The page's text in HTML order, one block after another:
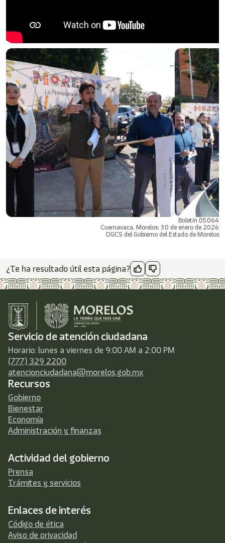
Boletín 05064
Cuernavaca, Morelos; 30 de enero de 2026
DGCS del Gobierno del Estado de Morelos
¿Te ha resultado útil esta página?
Servicio de atención ciudadana
Horario: lunes a viernes de 9:00 AM a 2:00 PM
(777) 329 2200
atencionciudadana@morelos.gob.mx
Recursos
Gobierno
Bienestar
Economía
Administración y finanzas
Actividad del gobierno
Prensa
Trámites y servicios
Enlaces de interés
Código de ética
Aviso de privacidad